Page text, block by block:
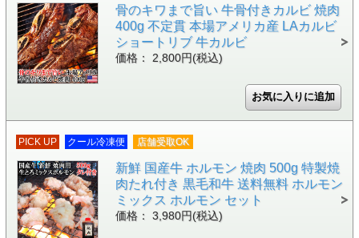
骨のキワまで旨い 牛骨付きカルビ 焼肉
400g 不定貫 本場アメリカ産 LAカルビ
ショートリブ 牛カルビ
価格： 2,800円(税込)
PICK UP クール冷凍便 店舗受取OK
新鮮 国産牛 ホルモン 焼肉 500g 特製焼
肉たれ付き 黒毛和牛 送料無料 ホルモン
ミックス ホルモン セット
価格： 3,980円(税込)